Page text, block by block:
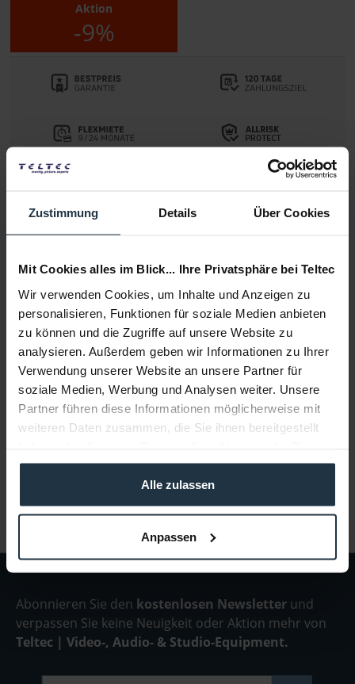
Zustimmung Details Über Cookies
Mit Cookies alles im Blick... Ihre Privatsphäre bei Teltec
Wir verwenden Cookies, um Inhalte und Anzeigen zu
personalisieren, Funktionen für soziale Medien anbieten
zu können und die Zugriffe auf unsere Website zu
analysieren. Außerdem geben wir Informationen zu Ihrer
Verwendung unserer Website an unsere Partner für
soziale Medien, Werbung und Analysen weiter. Unsere
Partner führen diese Informationen möglicherweise mit
weiteren Daten zusammen, die Sie ihnen bereitgestellt
gesammelt haben.
Alle zulassen
Anpassen
Aktion
-9%
Alternativen auf Lager
Beschreibung
Montageschrauben für URSA Mini Pro Kamera und URSA
Mini Pro EF Mount. Lieferumfang 8x...mehr
Beratung
Infos zu Hersteller & Produktsicherheit
Folgende Infos zum Hersteller sind verfübar......mehr
Abonnieren Sie den kostenlosen Newsletter und
verpassen Sie keine Neuigkeit oder Aktion mehr von
Teltec | Video-, Audio- & Studio-Equipment.